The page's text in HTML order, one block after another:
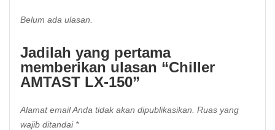
Belum ada ulasan.
Jadilah yang pertama
memberikan ulasan “Chiller
AMTAST LX-150”
Alamat email Anda tidak akan dipublikasikan. Ruas yang
wajib ditandai *